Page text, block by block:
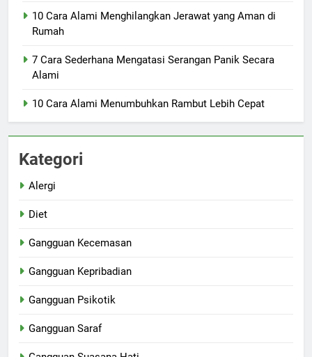
10 Cara Alami Menghilangkan Jerawat yang Aman di
Rumah
7 Cara Sederhana Mengatasi Serangan Panik Secara
Alami
10 Cara Alami Menumbuhkan Rambut Lebih Cepat
Kategori
Alergi
Diet
Gangguan Kecemasan
Gangguan Kepribadian
Gangguan Psikotik
Gangguan Saraf